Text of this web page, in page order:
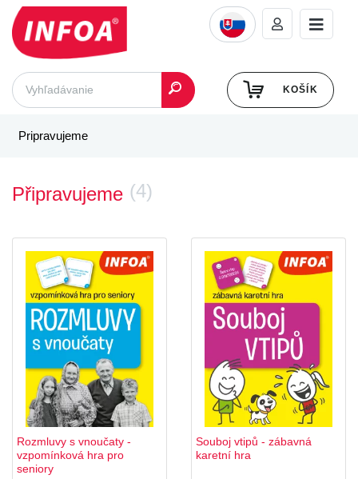
KOŠÍK
Pripravujeme
Připravujeme (4)
Rozmluvy s vnoučaty -
vzpomínková hra pro
seniory
Souboj vtipů - zábavná
karetní hra